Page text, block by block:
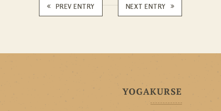
PREV ENTRY NEXT ENTRY
YOGAKURSE